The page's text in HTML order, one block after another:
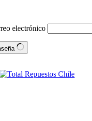
electrónico